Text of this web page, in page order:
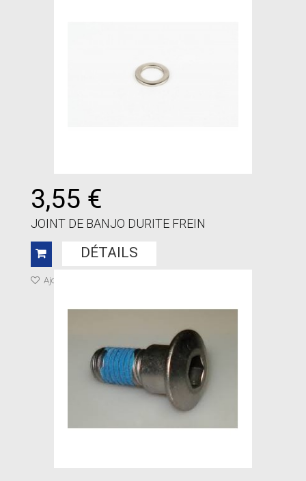
3,55 €
JOINT DE BANJO DURITE FREIN
DÉTAILS
Ajouter à ma liste de cadeaux